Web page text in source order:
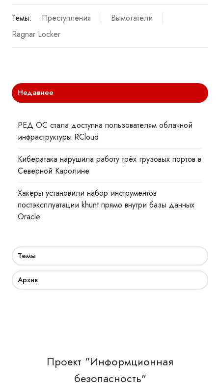
Темы: Преступления
Вымогатели
Ragnar Locker
Недавнее
РЕД ОС стала доступна пользователям облачной
инфраструктуры RCloud
Кибератака нарушила работу трёх грузовых портов в
Северной Каролине
Хакеры установили набор инструментов
постэксплуатации khunt прямо внутри базы данных
Oracle
Темы
Архив
Проект "Информционная
безопасность"